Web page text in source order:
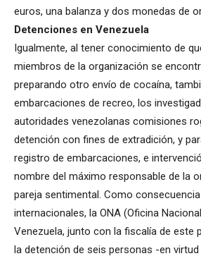
euros, una balanza y dos monedas de
Detenciones en Venezuela
Igualmente, al tener conocimiento de
miembros de la organización se
preparando otro envío de cocaína,
embarcaciones de recreo, los
autoridades venezolanas comisiones
detención con fines de extradición, y
registro de embarcaciones, e
nombre del máximo responsable de la
pareja sentimental. Como
internacionales, la ONA (Oficina
Venezuela, junto con la fiscalía de este
la detención de seis personas -en virtud